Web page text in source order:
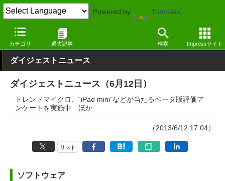
Powered by Translate
カテゴリ 過去記事 検索 Impressサイト
窓の杜 その他の話題 アップデート
ダイジェストニュース
ダイジェストニュース（6月12日）
トレンドマイクロ、“iPad mini”などが当たるベータ版評価ア
ンケートを実施中 ほか
（2013/6/12 17:04）
リスト
ソフトウェア